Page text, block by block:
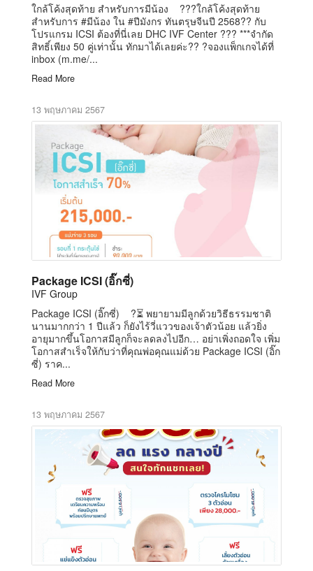
ใกล้โค้งสุดท้าย สำหรับการมีน้อง ???ใกล้โค้งสุดท้าย
สำหรับการ #มีน้อง ใน #ปีมังกร ทันตรุษจีนปี 2568?? กับ
โปรแกรม ICSI ต้องที่นี่เลย DHC IVF Center ??? ***จำกัด
สิทธิ์เพียง 50 คู่เท่านั้น ทักมาได้เลยค่ะ?? ?จองแพ็กเกจได้ที่
inbox (m.me/...
Read More
13 พฤษภาคม 2567
Package ICSI (อิ๊กซี่)
IVF Group
Package ICSI (อิ๊กซี่) ?⏳ พยายามมีลูกด้วยวิธีธรรมชาติ
นานมากกว่า 1 ปีแล้ว ก็ยังไร้วี่แววของเจ้าตัวน้อย แล้วยิ่ง
อายุมากขึ้นโอกาสมีลูกก็จะลดลงไปอีก… อย่าเพิ่งถอดใจ เพิ่ม
โอกาสสำเร็จให้กับว่าที่คุณพ่อคุณแม่ด้วย Package ICSI (อิ๊ก
ซี่) ราค...
Read More
13 พฤษภาคม 2567